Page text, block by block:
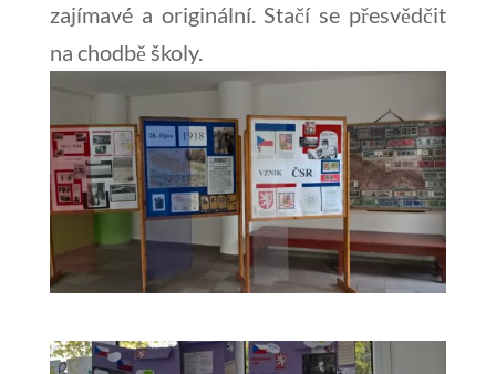
zajímavé a originální. Stačí se přesvědčit
na chodbě školy.